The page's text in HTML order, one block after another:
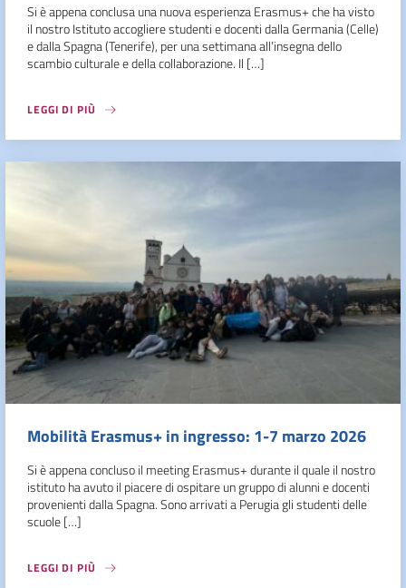
Si è appena conclusa una nuova esperienza Erasmus+ che ha visto
il nostro Istituto accogliere studenti e docenti dalla Germania (Celle)
e dalla Spagna (Tenerife), per una settimana all’insegna dello
scambio culturale e della collaborazione. Il […]
LEGGI DI PIÙ
Mobilità Erasmus+ in ingresso: 1-7 marzo 2026
Si è appena concluso il meeting Erasmus+ durante il quale il nostro
istituto ha avuto il piacere di ospitare un gruppo di alunni e docenti
provenienti dalla Spagna. Sono arrivati a Perugia gli studenti delle
scuole […]
LEGGI DI PIÙ